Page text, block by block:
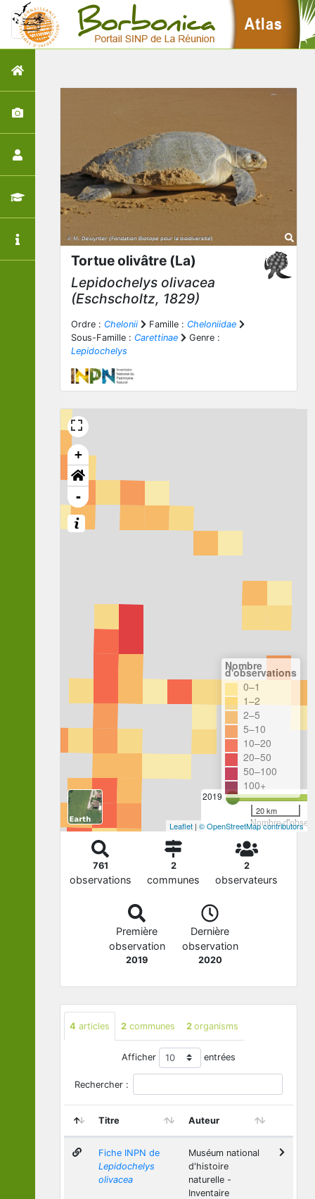
Tortue olivâtre (La)
Lepidochelys olivacea
(Eschscholtz, 1829)
Ordre : Chelonii Famille : Cheloniidae
Sous-Famille : Carettinae
Genre :
Lepidochelys
+
-
2019
Nombre
Nombre
d'observations
0–1
1–2
2–5
5–10
10–20
20–50
50–100
100+
20 km
Leaflet | © OpenStreetMap contributors
761
observations
2
communes
2
observateurs
Première
observation
2019
Dernière
observation
2020
4 articles 2 communes 2 organisms
Afficher entrées
Rechercher :
Titre Auteur
Fiche INPN de
Lepidochelys
olivacea
Muséum national
d'histoire
naturelle -
Inventaire